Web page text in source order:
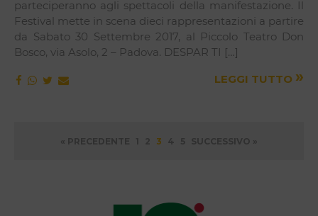
parteciperanno agli spettacoli della manifestazione. Il
Festival mette in scena dieci rappresentazioni a partire
da Sabato 30 Settembre 2017, al Piccolo Teatro Don
Bosco, via Asolo, 2 – Padova. DESPAR TI […]
LEGGI TUTTO »
Paginazione
« PRECEDENTE 1 2 3 4 5 SUCCESSIVO »